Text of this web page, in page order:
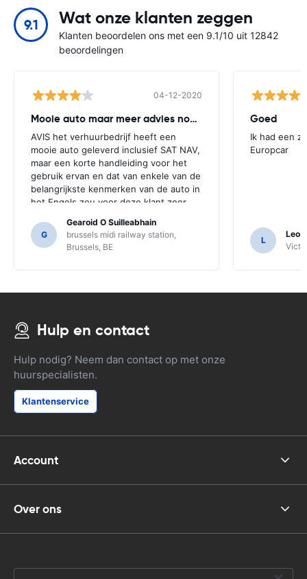
9.1 Wat onze klanten zeggen
Klanten beoordelen ons met een 9.1/10 uit 12842
beoordelingen
04-12-2020
Mooie auto maar meer advies nodig
AVIS het verhuurbedrijf heeft een
mooie auto geleverd inclusief SAT NAV,
maar een korte handleiding voor het
gebruik ervan en dat van enkele van de
belangrijkste kenmerken van de auto in
het Engels zou voor deze klant zeer
aantal locals voor begeleiding vragen
en alleen daarvoor hebben we de
functies van de SAT NAV misschien niet
G
Gearoid O Suilleabhain
brussels midi railway station,
Brussels, BE
Goed
Ik had een
Europcar
L
Hulp en contact
Hulp nodig? Neem dan contact op met onze
huurspecialisten.
Klantenservice
Account
Over ons